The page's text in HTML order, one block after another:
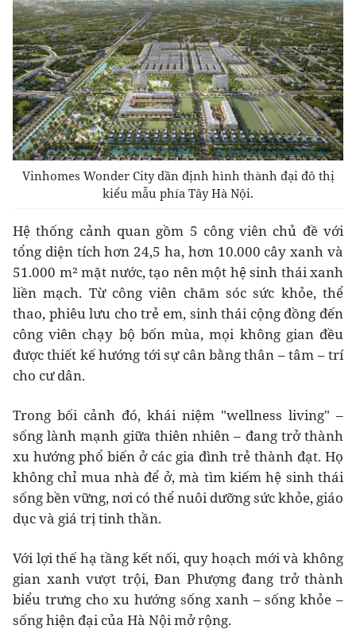
Vinhomes Wonder City dần định hình thành đại đô thị
kiểu mẫu phía Tây Hà Nội.
Hệ thống cảnh quan gồm 5 công viên chủ đề với
tổng diện tích hơn 24,5 ha, hơn 10.000 cây xanh và
51.000 m² mặt nước, tạo nên một hệ sinh thái xanh
liền mạch. Từ công viên chăm sóc sức khỏe, thể
thao, phiêu lưu cho trẻ em, sinh thái cộng đồng đến
công viên chạy bộ bốn mùa, mọi không gian đều
được thiết kế hướng tới sự cân bằng thân – tâm – trí
cho cư dân.
Trong bối cảnh đó, khái niệm "wellness living" –
sống lành mạnh giữa thiên nhiên – đang trở thành
xu hướng phổ biến ở các gia đình trẻ thành đạt. Họ
không chỉ mua nhà để ở, mà tìm kiếm hệ sinh thái
sống bền vững, nơi có thể nuôi dưỡng sức khỏe, giáo
dục và giá trị tinh thần.
Với lợi thế hạ tầng kết nối, quy hoạch mới và không
gian xanh vượt trội, Đan Phượng đang trở thành
biểu trưng cho xu hướng sống xanh – sống khỏe –
sống hiện đại của Hà Nội mở rộng.